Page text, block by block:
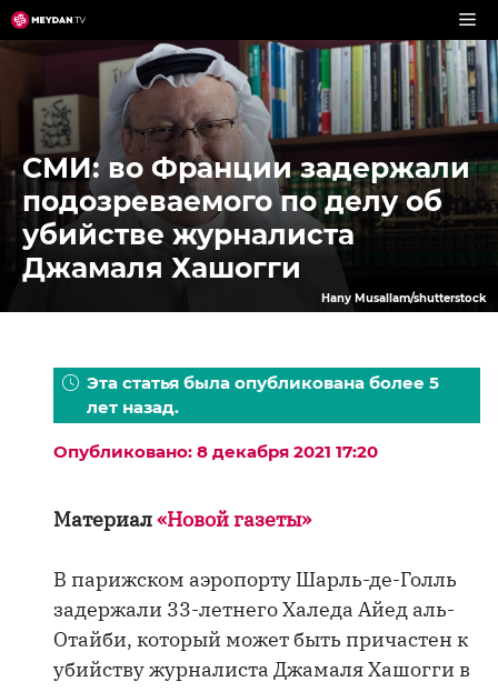
Перейти
к
содержимому
СМИ: во Франции задержали
подозреваемого по делу об
убийстве журналиста
Джамаля Хашогги
Hany Musallam/shutterstock
Эта статья была опубликована более 5
лет назад.
Опубликовано: 8 декабря 2021 17:20
Материал«Новой газеты»
В парижском аэропорту Шарль-де-Голль
задержали 33-летнего Халеда Айед аль-
Отайби, который может быть причастен к
убийству журналиста Джамаля Хашогги в